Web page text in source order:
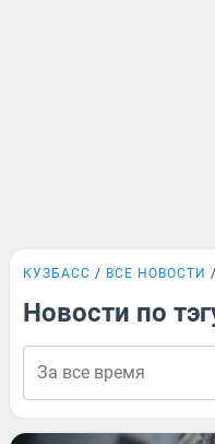
КУЗБАСС ВСЕ НОВОСТИ
Новости по